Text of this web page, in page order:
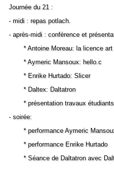
Journée du 21 :
- midi : repas potlach.
- après-midi : conférence et
* Antoine Moreau: la licence art
* Aymeric Mansoux: hello.c
* Enrike Hurtado: Slicer
* Daltex: Daltatron
* présentation travaux
- soirée:
* performance Aymeric
* performance Enrike Hurtado
* Séance de Daltatron avec